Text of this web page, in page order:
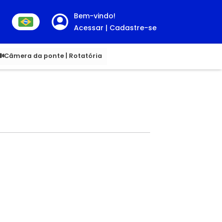
Bem-vindo!
Acessar | Cadastre-se
Câmera da ponte | Rotatória